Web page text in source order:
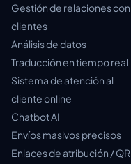
Gestión de relaciones con
clientes
Análisis de datos
Traducción en tiempo real
Sistema de atención al
cliente online
Chatbot AI
Envíos masivos precisos
Enlaces de atribución / QR